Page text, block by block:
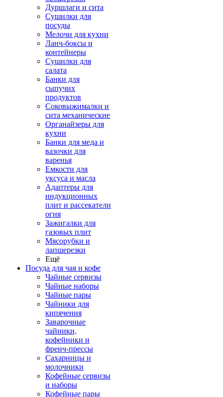
Дуршлаги и сита
Сушилки для
посуды
Мелочи для кухни
Ланч-боксы и
контейнеры
Сушилки для
салата
Банки для
сыпучих
продуктов
Соковыжималки и
сита механические
Органайзеры для
кухни
Банки для меда и
вазочки для
варенья
Емкости для
уксуса и масла
Адаптеры для
индукционных
плит и рассекатели
огня
Зажигалки для
газовых плит
Мясорубки и
лапшерезки
Ещё
Посуда для чая и кофе
Чайные сервизы
Чайные наборы
Чайные пары
Чайники для
кипячения
Заварочные
чайники,
кофейники и
френч-прессы
Сахарницы и
молочники
Кофейные сервизы
и наборы
Кофейные пары